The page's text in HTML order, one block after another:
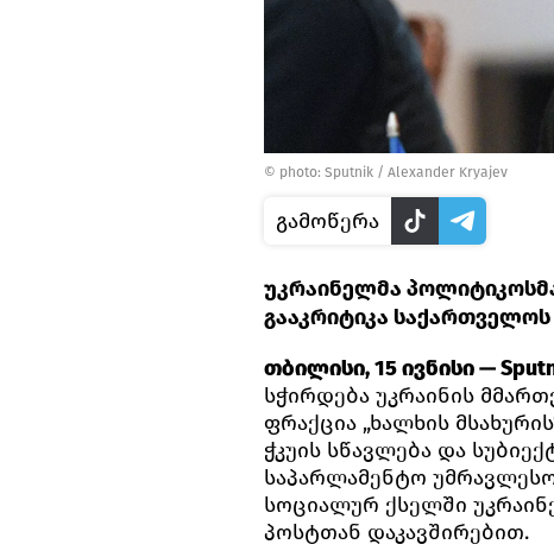
© photo: Sputnik / Alexander Kryajev
გამოწერა
უკრაინელმა
გააკრიტიკა
თბილისი, 15 ივნისი —
სჭირდება უკრაინის
ფრაქცია „ხალხის
ჭკუის სწავლება და
საპარლამენტო
სოციალურ ქსელში
პოსტთან დაკავშირებით.